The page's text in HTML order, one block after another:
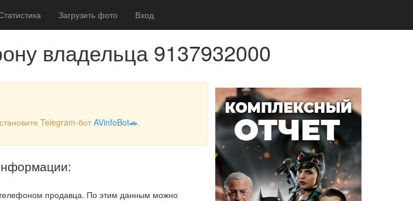
Загрузить фото Вход
владельца 9137932000
Telegram-бот AVinfoBot🚗.
продавца. По этим данным можно